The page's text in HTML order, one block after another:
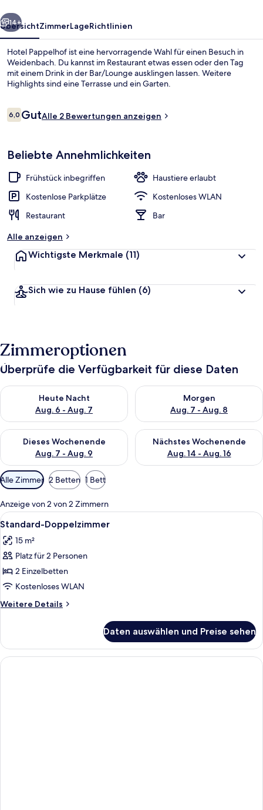
Fassade der Unterkunft
Weiter
14+
ÜbersichtZimmerLageRichtlinien
Hotel Pappelhof ist eine hervorragende Wahl für einen Besuch in
Weidenbach. Du kannst im Restaurant etwas essen oder den Tag
mit einem Drink in der Bar/Lounge ausklingen lassen. Weitere
Highlights sind eine Terrasse und ein Garten.
Bewertungen
6,06,0 von 10.
GutAlle 2 Bewertungen anzeigen
Beliebte Annehmlichkeiten
Frühstück inbegriffen
Haustiere erlaubt
Kostenlose Parkplätze
Kostenloses WLAN
Restaurant
Bar
Alle anzeigen
Wichtigste Merkmale (11)
Sich wie zu Hause fühlen (6)
Zimmeroptionen
Überprüfe die Verfügbarkeit für diese Daten
Heute Nacht
Aug. 6 - Aug. 7
Überprüfe die Verfügbarkeit für heute Nacht, Aug. 6 - Aug. 7.
Morgen
Aug. 7 - Aug. 8
Überprüfe die Verfügbarkeit
Dieses Wochenende
Aug. 7 - Aug. 9
Überprüfe die Verfügbarkeit für dieses Wochenende, Aug. 7
Nächstes Wochenende
Aug. 14 - Aug. 16
Überprüfe die Verfügbarkeit
Verfügbare
Filter
für
Zimmer
Alle Zimmer 2 Betten 1 Bett
Anzeige von 2 von 2 Zimmern
Alle
Fotos
für
Standard-
Doppelzimmer
anzeigen
Standard-Doppelzimmer |
2
Standard-Doppelzimmer
15 m²
Platz für 2 Personen
2 Einzelbetten
Kostenloses WLAN
Weitere Details
Weitere
Doppelzimmer
Daten auswählen und Preise sehen